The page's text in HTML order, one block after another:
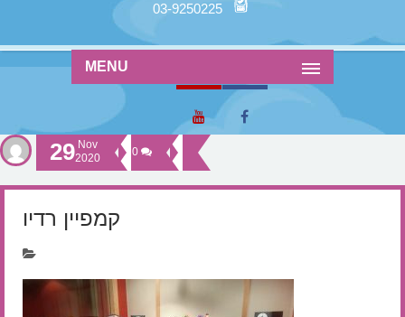
03-9250225
MENU
29 Nov
2020
0
קמפיין רדיו